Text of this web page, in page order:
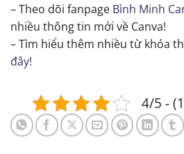
– Theo dõi fanpage Bình Minh
nhiều thông tin mới về Canva!
– Tìm hiểu thêm nhiều từ khóa
đây!
4/5 -